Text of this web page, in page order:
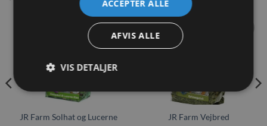
Tilføj til
IKKE PÅ LAGER
JR Farm Solhat og Lucerne JR Farm Vejbred
ACCEPTER ALLE
AFVIS ALLE
VIS DETALJER